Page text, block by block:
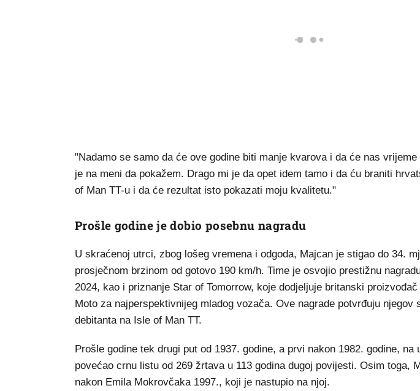
"Nadamo se samo da će ove godine biti manje kvarova i da će nas
je na meni da pokažem. Drago mi je da opet idem tamo i da ću braniti
of Man TT-u i da će rezultat isto pokazati moju kvalitetu."
Prošle godine je dobio posebnu nagradu
U skraćenoj utrci, zbog lošeg vremena i odgoda, Majcan je stigao do 34.
prosječnom brzinom od gotovo 190 km/h. Time je osvojio prestižnu
2024, kao i priznanje Star of Tomorrow, koje dodjeljuje britanski
Moto za najperspektivnijeg mladog vozača. Ove nagrade potvrđuju njegov
debitanta na Isle of Man TT.
Prošle godine tek drugi put od 1937. godine, a prvi nakon 1982. godine, na
povećao crnu listu od 269 žrtava u 113 godina dugoj povijesti. Osim toga,
nakon Emila Mokrovčaka 1997., koji je nastupio na njoj.